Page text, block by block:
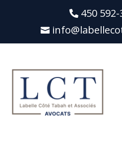
450 592-